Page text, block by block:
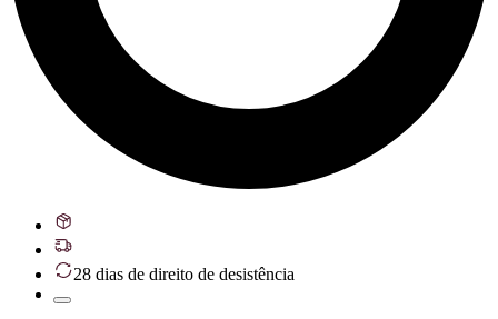
28 dias de direito de desistência